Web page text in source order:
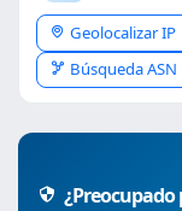
Geolocalizar IP
Búsqueda ASN
¿Preocupado